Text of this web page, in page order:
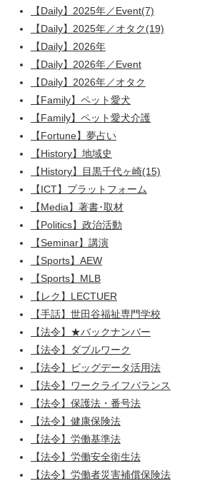
【Daily】2025年／Event(7)
【Daily】2025年／オタク(19)
【Daily】2026年
【Daily】2026年／Event
【Daily】2026年／オタク
【Family】ペット愛犬
【Family】ペット愛犬介護
【Fortune】夢占い
【History】地域史
【History】目黒千代ヶ崎(15)
【ICT】プラットフォーム
【Media】著書･取材
【Politics】政治活動
【Seminar】講演
【Sports】AEW
【Sports】MLB
【レク】LECTUER
【手話】世田谷福祉専門学校
【法令】★バックナンバー
【法令】ダブルワーク
【法令】ビッグデータ活用法
【法令】ワークライフバランス
【法令】保護法・番号法
【法令】健康保険法
【法令】労働基準法
【法令】労働安全衛生法
【法令】労働者災害補償保険法